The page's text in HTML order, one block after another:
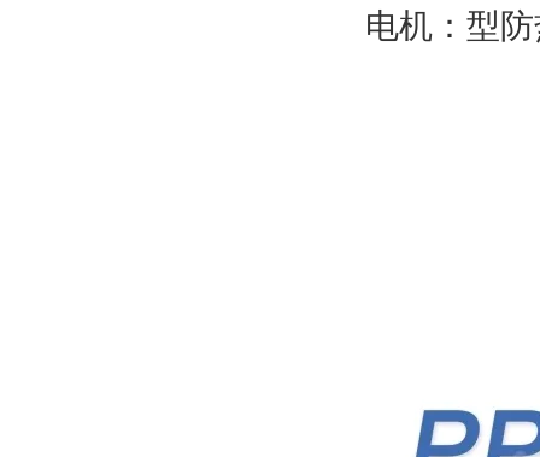
电机：型